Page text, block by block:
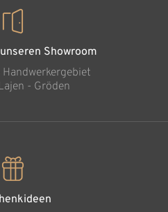
Showroom
- Gröden